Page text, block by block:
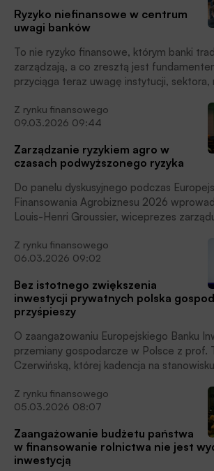
Ryzyko niefinansowe w centrum
uwagi banków
To nie ryzyko finansowe, którym banki
zarządzają, a co zresztą jest
przyciąga teraz uwagę instytucji, sektora,
niefinansowe – zwłaszcza
Może ono pociągnąć za sobą ryzyko
doprowadzić do systemowych
równocześnie nowego modelu zarządzania –
uczestnicy konferencji „Zarządzanie
bankach”. Miesięcznik Finansowy BANK i
BANK.pl byli partnerami medialnymi
Z rynku finansowego
09.03.2026 09:44
Zarządzanie ryzykiem agro w
czasach podwyższonego ryzyka
Do panelu dyskusyjnego podczas
Finansowania Agrobiznesu 2026
Louis-Henri Groussier, wiceprezes
Wachnicka, wiceprezeska Związku
Z rynku finansowego
06.03.2026 09:02
Bez istotnego zwiększenia
inwestycji prywatnych polska
przyśpieszy
O zaangażowaniu Europejskiego Banku
przemiany gospodarcze w Polsce z prof.
Czerwińską, której kadencja na
Z rynku finansowego
05.03.2026 08:07
Zaangażowanie budżetu państwa
w finansowanie rolnictwa nie jest
inwestycją